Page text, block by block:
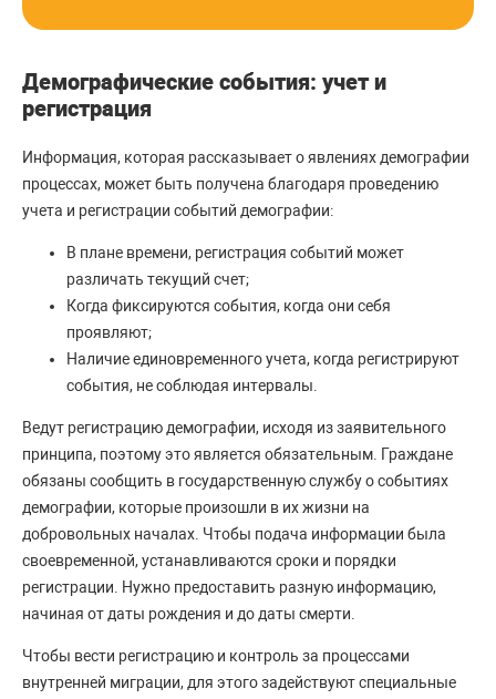
Демографические события: учет и
регистрация
Информация, которая рассказывает о явлениях демографии
процессах, может быть получена благодаря проведению
учета и регистрации событий демографии:
В плане времени, регистрация событий может
различать текущий счет;
Когда фиксируются события, когда они себя
проявляют;
Наличие единовременного учета, когда регистрируют
события, не соблюдая интервалы.
Ведут регистрацию демографии, исходя из заявительного
принципа, поэтому это является обязательным. Граждане
обязаны сообщить в государственную службу о событиях
демографии, которые произошли в их жизни на
добровольных началах. Чтобы подача информации была
своевременной, устанавливаются сроки и порядки
регистрации. Нужно предоставить разную информацию,
начиная от даты рождения и до даты смерти.
Чтобы вести регистрацию и контроль за процессами
внутренней миграции, для этого задействуют специальные